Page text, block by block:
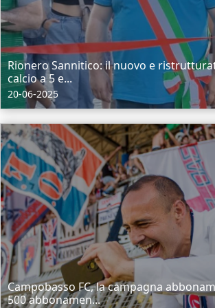
Rionero Sannitico: il nuovo e
calcio a 5 e...
20-06-2025
Campobasso FC, la campagna
500 abbonamen...